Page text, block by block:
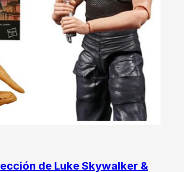
de Luke Skywalker &